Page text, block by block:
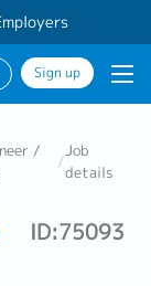
Sign up
/
/
Job
details
ID:75093